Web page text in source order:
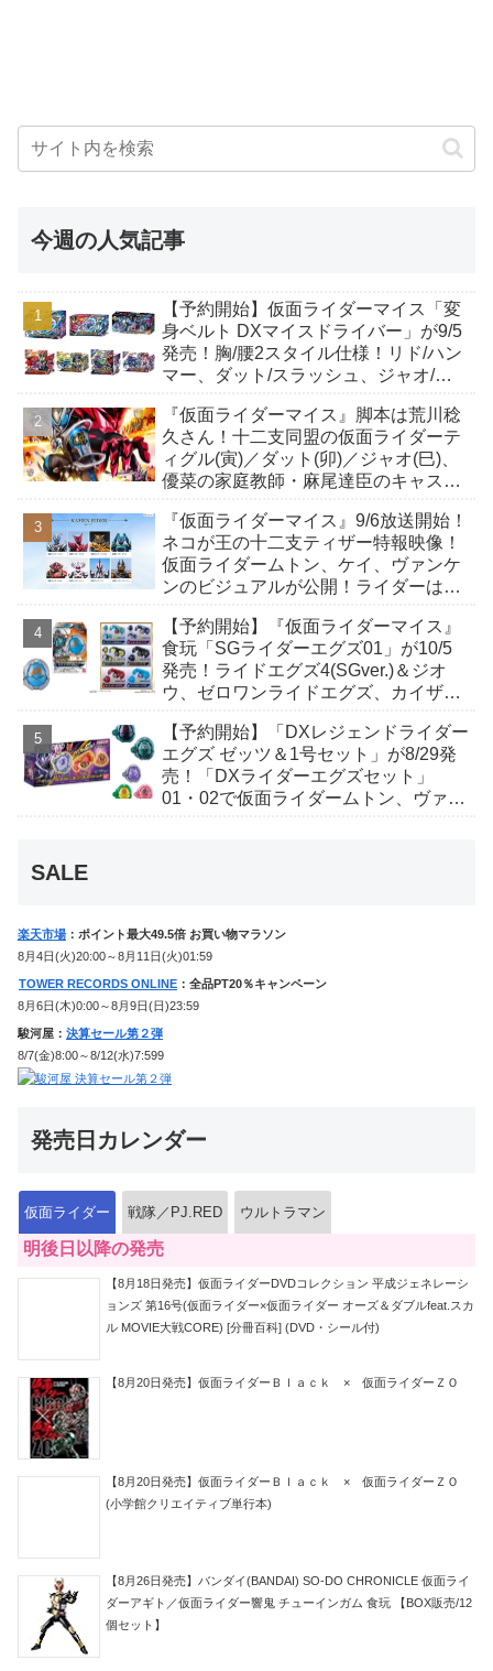
今週の人気記事
【予約開始】仮面ライダーマイス「変
身ベルト DXマイスドライバー」が9/5
発売！胸/腰2スタイル仕様！リド/ハン
マー、ダット/スラッシュ、ジャオ/バ
も！
『仮面ライダーマイス』脚本は荒川稔
久さん！十二支同盟の仮面ライダーテ
ィグル(寅)／ダット(卯)／ジャオ(巳)、
優菜の家庭教師・麻尾達臣のキャスト
んも変身！
『仮面ライダーマイス』9/6放送開始！
ネコが王の十二支ティザー特報映像！
仮面ライダームトン、ケイ、ヴァンケ
ンのビジュアルが公開！ライダーは子
【予約開始】『仮面ライダーマイス』
食玩「SGライダーエグズ01」が10/5
発売！ライドエグズ4(SGver.)＆ジオ
ウ、ゼロワンライドエグズ、カイザ、
【予約開始】「DXレジェンドライダー
エグズ ゼッツ＆1号セット」が8/29発
売！「DXライダーエグズセット」
01・02で仮面ライダームトン、ヴァン
SALE
楽天市場 ：ポイント最大49.5倍 お買い物マラソン
8月4日(火)20:00～8月11日(火)01:59
TOWER RECORDS ONLINE ：全品PT20％キャンペーン
8月6日(木)0:00～8月9日(日)23:59
駿河屋： 決算セール第２弾
8/7(金)8:00～8/12(水)7:599
発売日カレンダー
仮面ライダー 戦隊／PJ.RED ウルトラマン
明後日以降の発売
【8月18日発売】仮面ライダーDVDコレクション 平成ジェネレーシ
ョンズ 第16号(仮面ライダー×仮面ライダー オーズ＆ダブルfeat.スカ
ル MOVIE大戦CORE) [分冊百科] (DVD・シール付)
【8月20日発売】仮面ライダーＢｌａｃｋ × 仮面ライダーＺＯ
【8月20日発売】仮面ライダーＢｌａｃｋ × 仮面ライダーＺＯ
(小学館クリエイティブ単行本)
【8月26日発売】バンダイ(BANDAI) SO-DO CHRONICLE 仮面ライ
ダーアギト／仮面ライダー響鬼 チューインガム 食玩 【BOX販売/12
個セット】